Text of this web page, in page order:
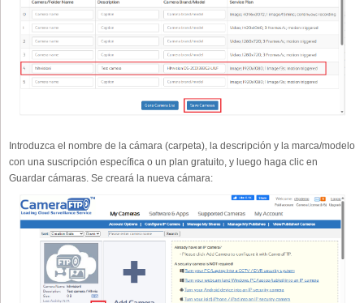
Introduzca el nombre de la cámara (carpeta), la descripción y la marca/modelo
con una suscripción específica o un plan gratuito, y luego haga clic en
Guardar cámaras. Se creará la nueva cámara: